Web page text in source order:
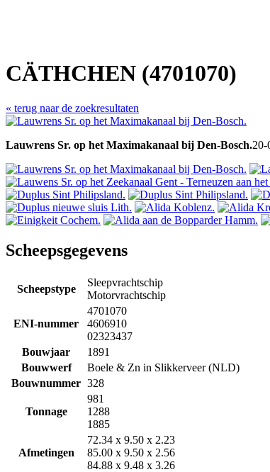
CÄTHCHEN (4701070)
« terug naar de zoekresultaten
Lauwrens Sr. op het Maximakanaal bij Den-Bosch.20-
Scheepsgegevens
Scheepstype
Sleepvrachtschip
Motorvrachtschip
ENI-nummer
4701070
4606910
02323437
Bouwjaar
1891
Bouwwerf
Boele & Zn in Slikkerveer (NLD)
Bouwnummer 328
Tonnage
981
1288
1885
Afmetingen
72.34 x 9.50 x 2.23
85.00 x 9.50 x 2.56
84.88 x 9.48 x 3.26